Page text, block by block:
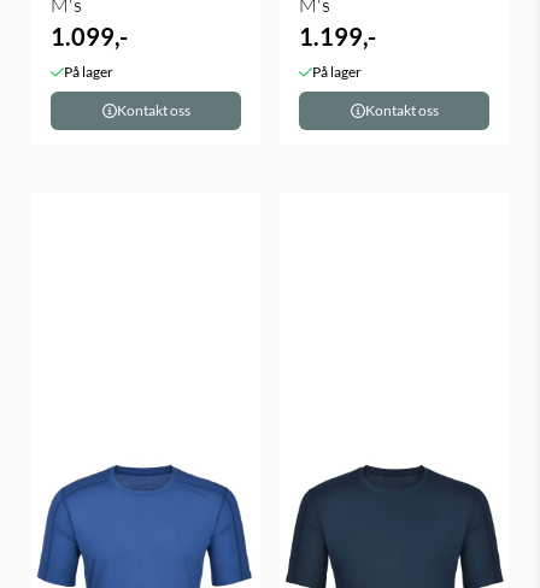
1.099,-
På lager
Kontakt oss
1.199,-
På lager
Kontakt oss